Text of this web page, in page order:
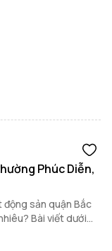
Phúc Diễn,
Bài viết dưới
thắc mắc này.